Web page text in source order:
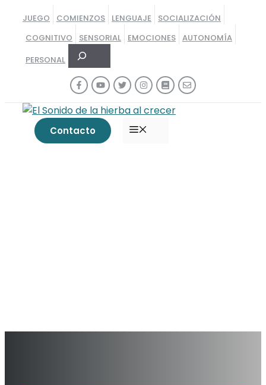
contenido
JUEGO COMIENZOS LENGUAJE
SOCIALIZACIÓN
COGNITIVO
SENSORIAL EMOCIONES AUTONOMÍA
PERSONAL
Buscar
Contacto